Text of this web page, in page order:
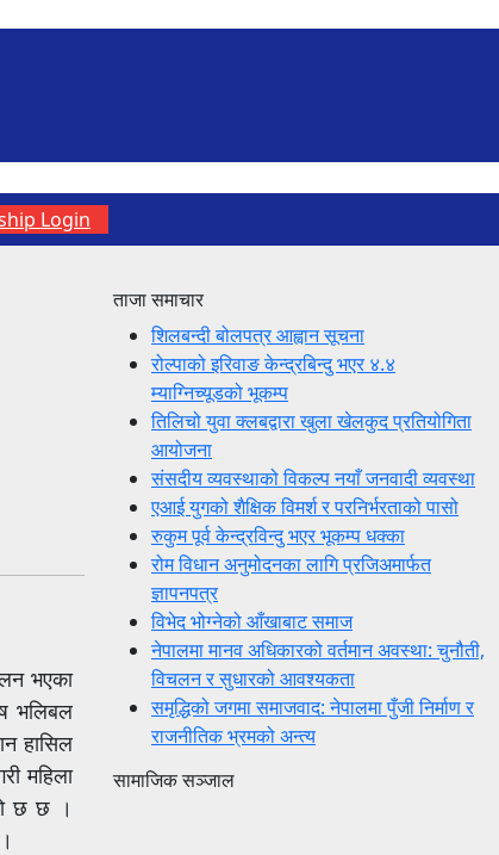
Login
भएका
भलिबल
हासिल
महिला
छ छ ।
ताजा समाचार
शिलबन्दी बोलपत्र आह्वान सूचना
रोल्पाको इरिवाङ केन्द्रबिन्दु भएर ४.४
म्याग्निच्यूडको भूकम्प
तिलिचो युवा क्लबद्वारा खुला खेलकुद प्रतियोगिता
आयोजना
संसदीय व्यवस्थाको विकल्प नयाँ जनवादी व्यवस्था
एआई युगको शैक्षिक विमर्श र परनिर्भरताको पासो
रुकुम पूर्व केन्द्रविन्दु भएर भूकम्प धक्का
रोम विधान अनुमोदनका लागि प्रजिअमार्फत
ज्ञापनपत्र
विभेद भोग्नेको आँखाबाट समाज
नेपालमा मानव अधिकारको वर्तमान अवस्था: चुनौती,
विचलन र सुधारको आवश्यकता
समृद्धिको जगमा समाजवाद: नेपालमा पुँजी निर्माण र
राजनीतिक भ्रमको अन्त्य
सामाजिक सञ्जाल